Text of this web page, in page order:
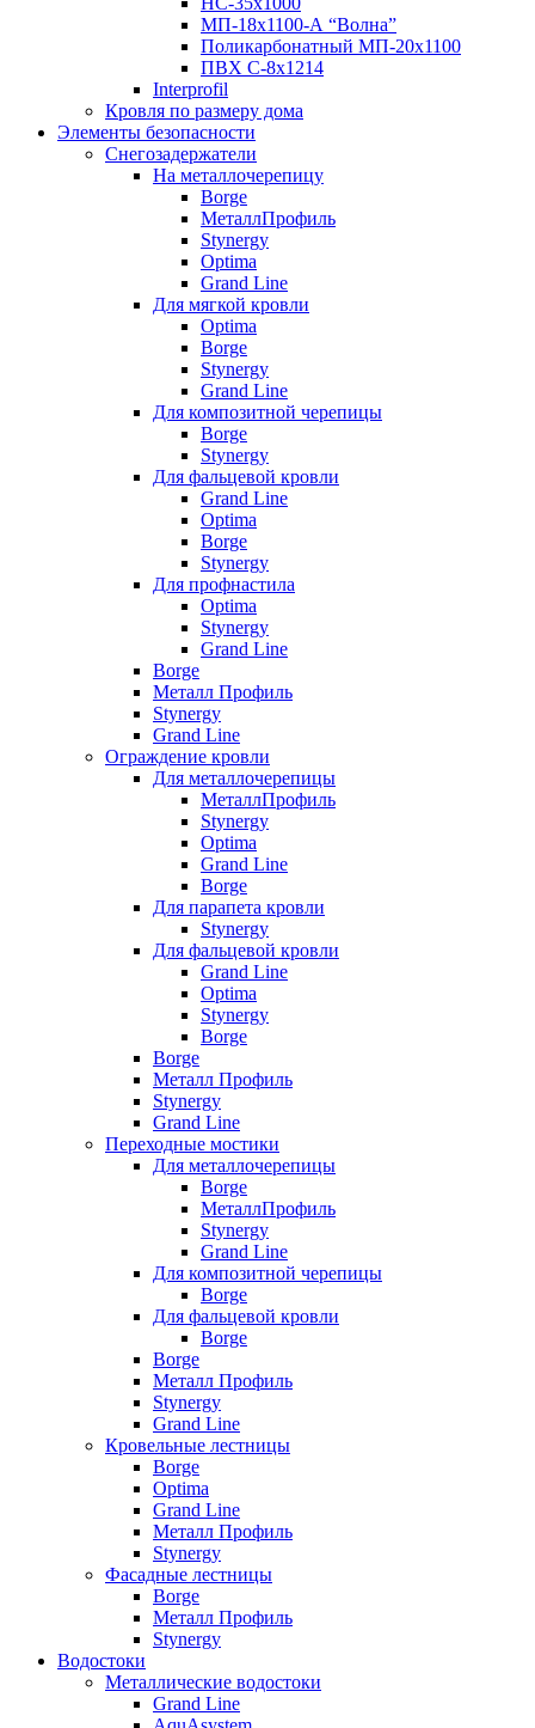
МП-18х1100-А “Волна”
Поликарбонатный МП-20х1100
ПВХ С-8х1214
Interprofil
Кровля по размеру дома
Элементы безопасности
Снегозадержатели
На металлочерепицу
Borge
МеталлПрофиль
Stynergy
Optima
Grand Line
Для мягкой кровли
Optima
Borge
Stynergy
Grand Line
Для композитной черепицы
Borge
Stynergy
Для фальцевой кровли
Grand Line
Optima
Borge
Stynergy
Для профнастила
Optima
Stynergy
Grand Line
Borge
Металл Профиль
Stynergy
Grand Line
Ограждение кровли
Для металлочерепицы
МеталлПрофиль
Stynergy
Optima
Grand Line
Borge
Для парапета кровли
Stynergy
Для фальцевой кровли
Grand Line
Optima
Stynergy
Borge
Borge
Металл Профиль
Stynergy
Grand Line
Переходные мостики
Для металлочерепицы
Borge
МеталлПрофиль
Stynergy
Grand Line
Для композитной черепицы
Borge
Для фальцевой кровли
Borge
Borge
Металл Профиль
Stynergy
Grand Line
Кровельные лестницы
Borge
Optima
Grand Line
Металл Профиль
Stynergy
Фасадные лестницы
Borge
Металл Профиль
Stynergy
Водостоки
Металлические водостоки
Grand Line